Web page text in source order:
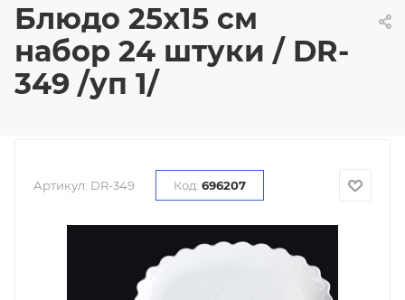
Блюдо 25х15 см
набор 24 штуки / DR-
349 /уп 1/
Артикул: DR-349 Код: 696207